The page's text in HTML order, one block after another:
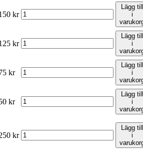
kr
Lägg till
i
kr
Lägg till
i
kr
Lägg till
i
kr
Lägg till
i
kr
Lägg till
i